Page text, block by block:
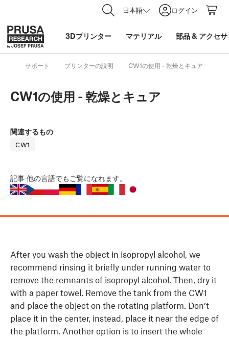
日本語 ログイン
3Dプリンター マテリアル 部品& アクセ
サポート プリンターの説明 CW1の使用 - 乾燥とキュア
CW1の使用 - 乾燥とキュア
関連するもの
CW1
記事 他の言語でもご覧になれます。
After you wash the object in isopropyl alcohol, we
recommend rinsing it ​briefly under running water​ to
remove the remnants of isopropyl alcohol. Then, dry it
with a paper towel. Remove the tank from the CW1
and place the object on the rotating platform. Don’t
place it in the center, instead, place it near the edge of
the platform. Another option is to insert the whole